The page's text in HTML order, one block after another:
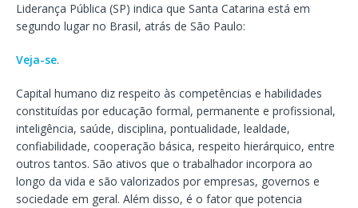
Liderança Pública (SP) indica que Santa Catarina está em
segundo lugar no Brasil, atrás de São Paulo:
Veja-se.
Capital humano diz respeito às competências e habilidades
constituídas por educação formal, permanente e profissional,
inteligência, saúde, disciplina, pontualidade, lealdade,
confiabilidade, cooperação básica, respeito hierárquico, entre
outros tantos. São ativos que o trabalhador incorpora ao
longo da vida e são valorizados por empresas, governos e
sociedade em geral. Além disso, é o fator que potencia